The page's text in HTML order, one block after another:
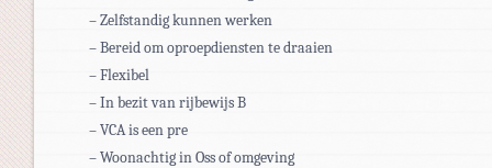
– Zelfstandig kunnen werken
– Bereid om oproepdiensten te draaien
– Flexibel
– In bezit van rijbewijs B
– VCA is een pre
– Woonachtig in Oss of omgeving